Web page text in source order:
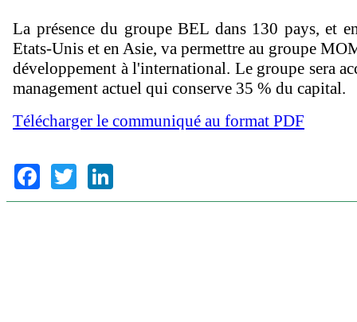
La présence du groupe BEL dans 130 pays, et
Etats-Unis et en Asie, va permettre au groupe
développement à l'international. Le groupe sera
management actuel qui conserve 35 % du capital.
Télécharger le communiqué au format PDF
FacebookTwitter